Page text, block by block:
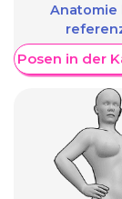
Anatomie
Posen in der